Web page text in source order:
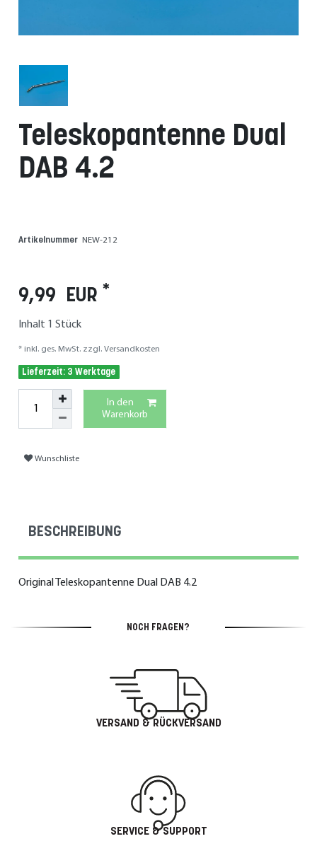
Teleskopantenne Dual
DAB 4.2
ArtikelnummerNEW-212
9,99 EUR *
Inhalt 1Stück
* inkl. ges. MwSt. zzgl. Versandkosten
Lieferzeit: 3 Werktage
In den
Warenkorb
Wunschliste
BESCHREIBUNG
Original Teleskopantenne Dual DAB 4.2
NOCH FRAGEN?
VERSAND & RÜCKVERSAND
SERVICE & SUPPORT